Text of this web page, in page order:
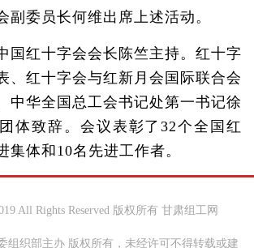
副委员长何维出席上述活动。
国红十字会会长陈竺主持。红十字
、红十字会与红新月会国际联合会
中华全国总工会书记处第一书记徐
体致辞。会议表彰了32个全国红
集体和10名先进工作者。
All Rights Reserved 版权所有 甘肃组工网
组织部主办 版权所有，未经许可不得转载或建